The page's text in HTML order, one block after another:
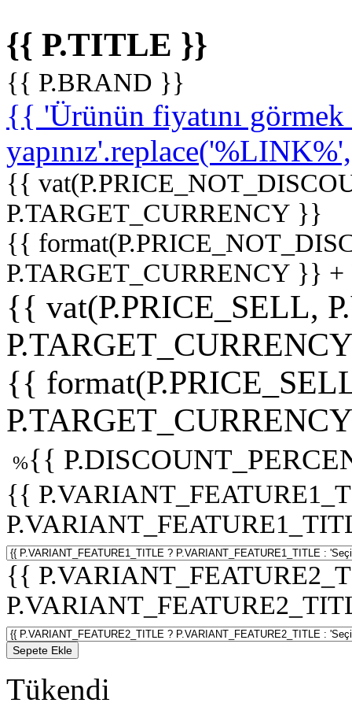
{{ P.TITLE }}
{{ P.BRAND }}
{{ 'Ürünün fiyatını
{{
P.TARGET_CURRENCY }}
{{
P.TARGET_CURRENCY }}
{{ vat(P.PRICE_SELL,
{{
%{{
{{
{{
Sepete Ekle
Tükendi